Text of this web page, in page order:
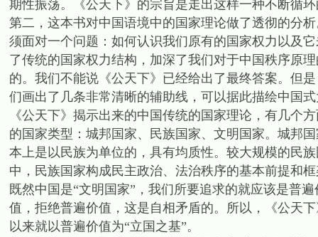
期性振荡。《公天下》的宗旨是走出这样一种不断循
第二，这本书对中国语境中的国家理论做了透彻的分
须面对一个问题：如何认识我们原有的国家权力以及
了传统的国家权力结构，加深了我们对于中国秩序原
的。我们不能说《公天下》已经给出了最终答案。但
们画出了几条非常清晰的辅助线，可以据此描绘中国
《公天下》揭示出来的中国传统的国家理论，有几个
的国家类型：城邦国家、民族国家、文明国家。城邦
本上是以民族为单位的，具有均质性。较大规模的民
中，民族国家构成民主政治、法治秩序的基本前提和
既然中国是“文明国家”，我们所要追求的就应该是普
值，拒绝普遍价值，这是自相矛盾的。所以，《公天
以来就以普遍价值为“立国之基”。